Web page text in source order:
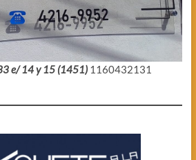
e/ 14 y 15 (1451) 1160432131